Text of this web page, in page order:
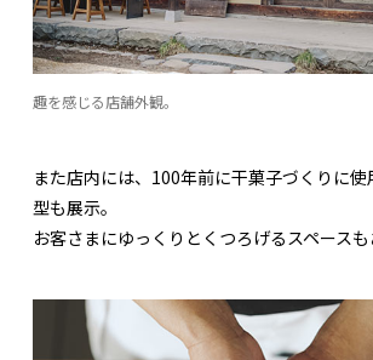
趣を感じる店舗外観。
また店内には、100年前に干菓子づくりに
型も展示。
お客さまにゆっくりとくつろげるスペースも